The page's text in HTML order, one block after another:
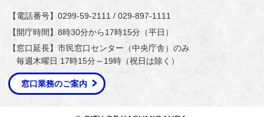
【電話番号】0299-59-2111 / 029-897-1111
【開庁時間】8時30分から17時15分（平日）
【窓口延長】市民窓口センター（中央庁舎）のみ
毎週木曜日 17時15分～19時（祝日は除く）
窓口業務のご案内